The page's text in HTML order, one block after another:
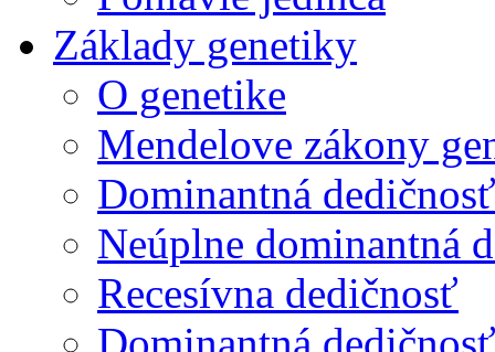
Základy genetiky
O genetike
Mendelove zákony
Dominantná dedičnosť
Neúplne dominantná
Recesívna dedičnosť
Dominantná